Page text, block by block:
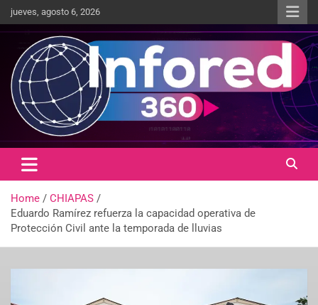
jueves, agosto 6, 2026
infored360.mx
Un giro en la información
Home
CHIAPAS
Eduardo Ramírez refuerza la capacidad operativa de
Protección Civil ante la temporada de lluvias